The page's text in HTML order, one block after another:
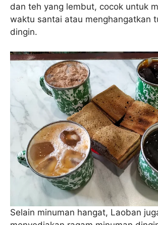
dan teh yang lembut, cocok untuk
waktu santai atau menghangatkan
dingin.
Selain minuman hangat, Laoban